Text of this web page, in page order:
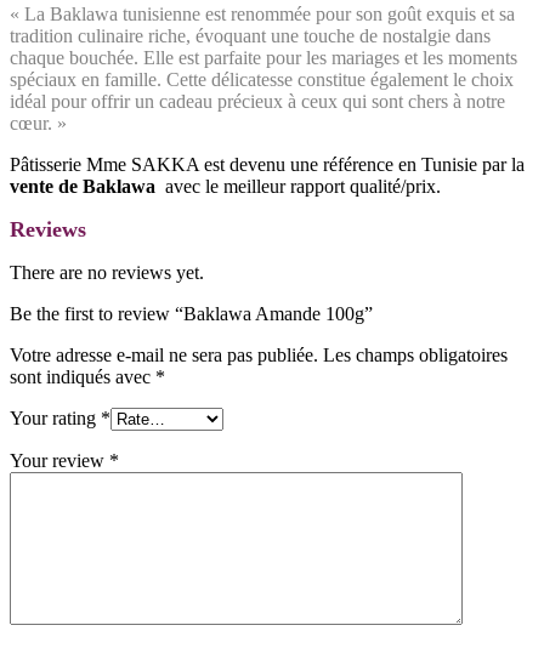
« La Baklawa tunisienne est renommée pour son goût exquis et sa
tradition culinaire riche, évoquant une touche de nostalgie dans
chaque bouchée. Elle est parfaite pour les mariages et les moments
spéciaux en famille. Cette délicatesse constitue également le choix
idéal pour offrir un cadeau précieux à ceux qui sont chers à notre
cœur. »
Pâtisserie Mme SAKKA est devenu une référence en Tunisie par la
vente de Baklawa avec le meilleur rapport qualité/prix.
Reviews
There are no reviews yet.
Be the first to review “Baklawa Amande 100g”
Votre adresse e-mail ne sera pas publiée. Les champs obligatoires
sont indiqués avec *
Your rating *
Your review *